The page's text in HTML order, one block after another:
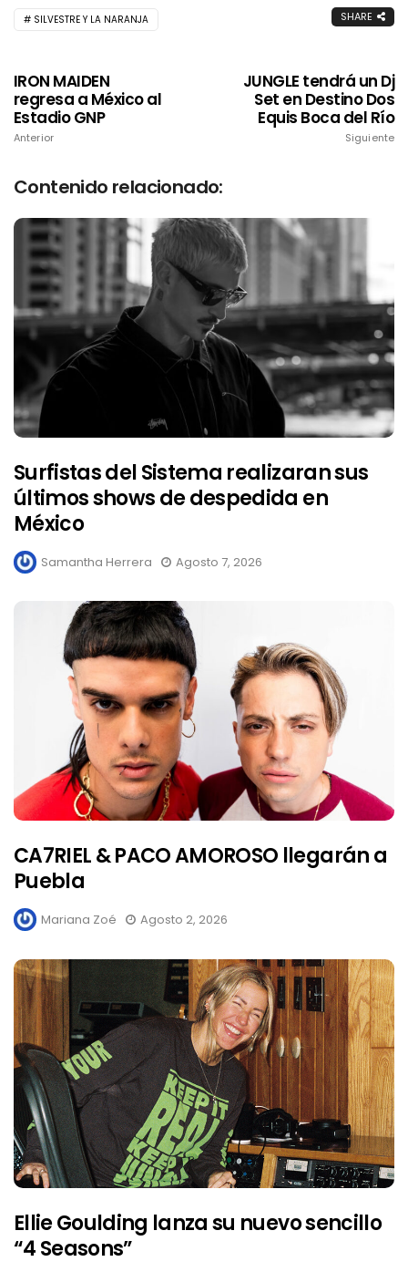
SILVESTRE Y LA NARANJA SHARE
IRON MAIDEN
regresa a México al
Estadio GNP
Anterior
JUNGLE tendrá un Dj
Set en Destino Dos
Equis Boca del Río
Siguiente
Contenido relacionado:
Surfistas del Sistema realizaran sus
últimos shows de despedida en
México
Samantha Herrera Agosto 7, 2026
CA7RIEL & PACO AMOROSO llegarán a
Puebla
Mariana Zoé Agosto 2, 2026
Ellie Goulding lanza su nuevo sencillo
“4 Seasons”